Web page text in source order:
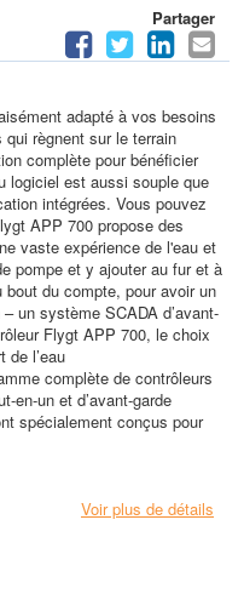
Partager
adapté à vos besoins
règnent sur le terrain
complète pour bénéficier
logiciel est aussi souple que
intégrées. Vous pouvez
APP 700 propose des
vaste expérience de l'eau et
pompe et y ajouter au fur et à
bout du compte, pour avoir un
un système SCADA d’avant-
Flygt APP 700, le choix
de l’eau
complète de contrôleurs
en-un et d’avant-garde
spécialement conçus pour
les débits et les niveaux
tout comme le débit de
clefs
Voir plus de détails